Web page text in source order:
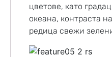
цветове, като
океана, контраста
редица свежи